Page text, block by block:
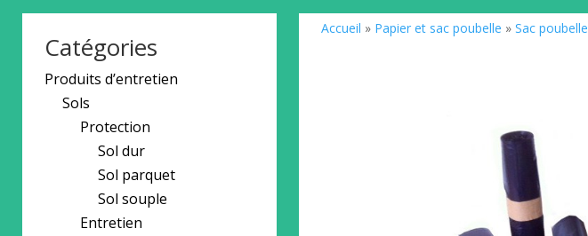
Catégories
Produits d’entretien
Sols
Protection
Sol dur
Sol parquet
Sol souple
Entretien
Accueil » Papier et sac poubelle » Sac poubelle